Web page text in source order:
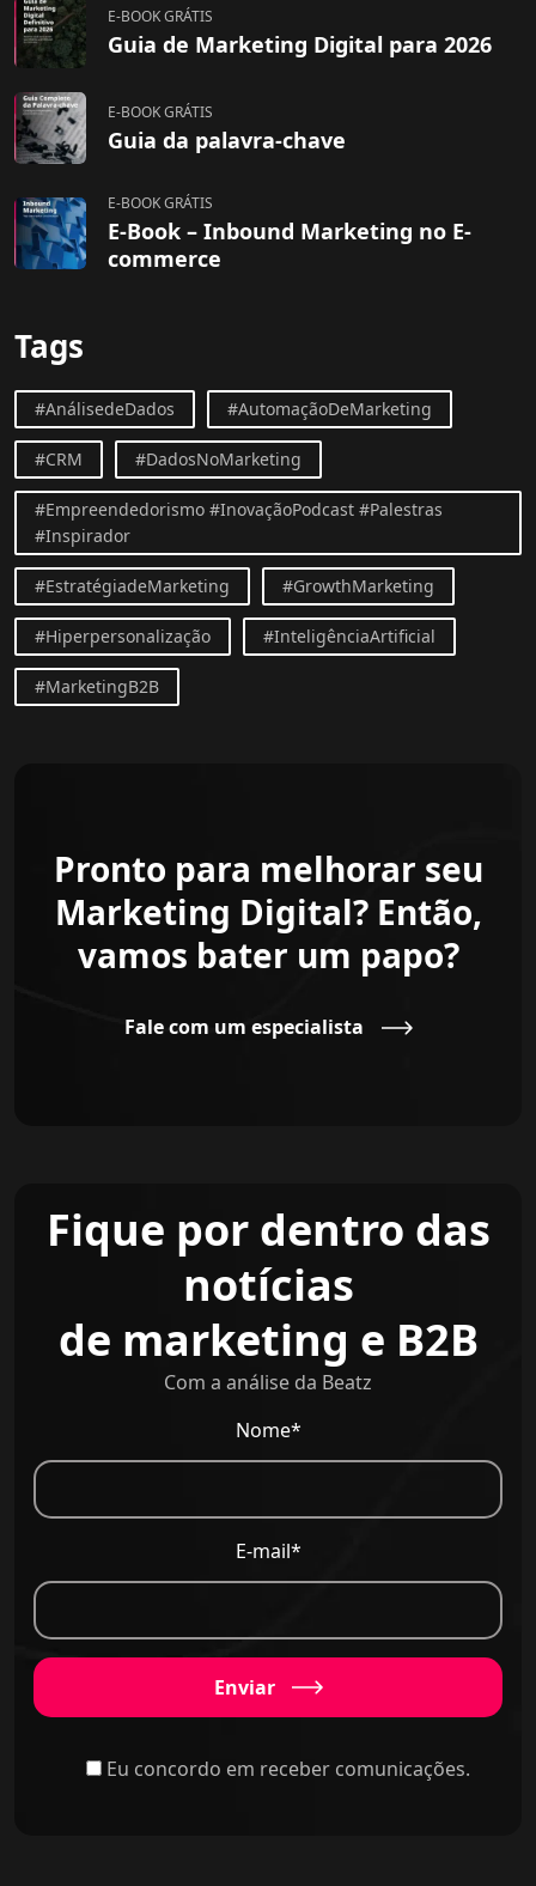
E-BOOK GRÁTIS
Guia de Marketing Digital para 2026
E-BOOK GRÁTIS
Guia da palavra-chave
E-BOOK GRÁTIS
E-Book – Inbound Marketing no E-
commerce
Tags
#AnálisedeDados #AutomaçãoDeMarketing
#CRM #DadosNoMarketing
#Empreendedorismo #InovaçãoPodcast #Palestras
#Inspirador
#EstratégiadeMarketing #GrowthMarketing
#Hiperpersonalização #InteligênciaArtificial
#MarketingB2B
Pronto para melhorar seu
Marketing Digital? Então,
vamos bater um papo?
Fale com um especialista
Fique por dentro das
notícias
de marketing e B2B
Com a análise da Beatz
Nome*
E-mail*
Enviar
Eu concordo em receber comunicações.